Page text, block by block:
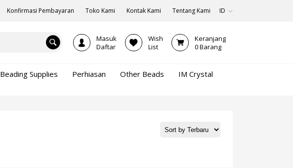
Konfirmasi Pembayaran Toko Kami Kontak Kami Tentang Kami ID
Masuk
Daftar
Wish
List
Keranjang
0Barang
Beading Supplies Perhiasan Other Beads
IM Crystal